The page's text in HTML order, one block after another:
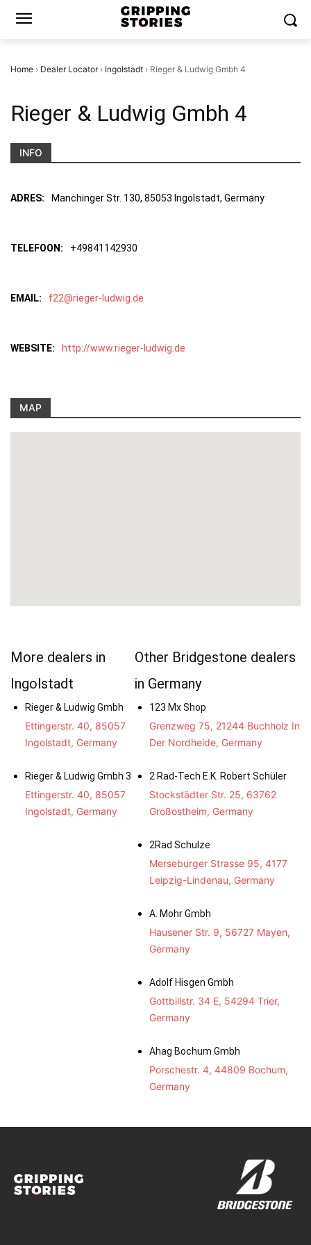
Home › Dealer Locator› Ingolstadt › Rieger & Ludwig Gmbh 4
Rieger & Ludwig Gmbh 4
INFO
ADRES: Manchinger Str. 130, 85053 Ingolstadt, Germany
TELEFOON: +49841142930
EMAIL: f22@rieger-ludwig.de
WEBSITE: http://www.rieger-ludwig.de
MAP
More dealers in
Ingolstadt
Rieger & Ludwig Gmbh
Ettingerstr. 40, 85057
Ingolstadt, Germany
Rieger & Ludwig Gmbh 3
Ettingerstr. 40, 85057
Ingolstadt, Germany
Other Bridgestone dealers
in Germany
123 Mx Shop
Grenzweg 75, 21244 Buchholz In
Der Nordheide, Germany
2 Rad-Tech E.K. Robert Schüler
Stockstädter Str. 25, 63762
Großostheim, Germany
2Rad Schulze
Merseburger Strasse 95, 4177
Leipzig-Lindenau, Germany
A. Mohr Gmbh
Hausener Str. 9, 56727 Mayen,
Germany
Adolf Hisgen Gmbh
Gottbillstr. 34 E, 54294 Trier,
Germany
Ahag Bochum Gmbh
Porschestr. 4, 44809 Bochum,
Germany